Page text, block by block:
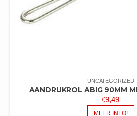
UNCATEGORIZED
AANDRUKROL ABIG 90MM
€9,49
MEER INFO!